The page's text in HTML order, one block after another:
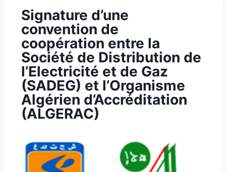
Signature d’une
convention de
coopération entre la
Société de Distribution de
l’Electricité et de Gaz
(SADEG) et l’Organisme
Algérien d’Accréditation
(ALGERAC)